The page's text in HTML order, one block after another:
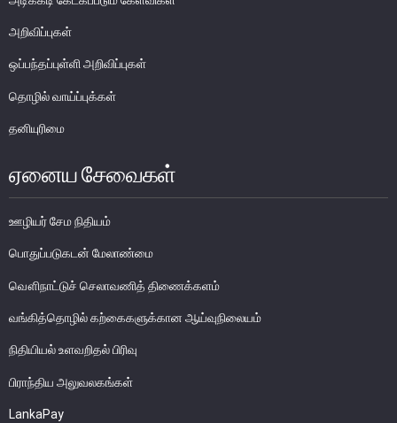
எக்ஸ்டர் அறிக்கை
நாணயக் கொள்கை
நிதியியல் முறைமை
நிதியியல் முறைமை உறுதிப்பாடு
அறிவிப்புகள்
ஒப்பந்தப்புள்ளி அறிவிப்புகள்
தொழில் வாய்ப்புக்கள்
தனியுரிமை
ஏனைய சேவைகள்
ஊழியர் சேம நிதியம்
பொதுப்படுகடன் மேலாண்மை
வௌிநாட்டுச் செலாவணித் திணைக்களம்
வங்கித்தொழில் கற்கைகளுக்கான ஆய்வுநிலையம்
நிதியியல் உளவறிதல் பிரிவு
பிராந்திய அலுவலகங்கள்
LankaPay